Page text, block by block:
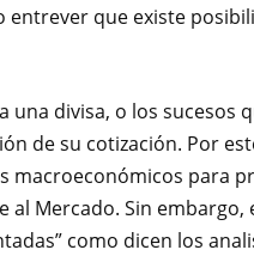
entrever que existe
divisa, o los sucesos
de su cotización. Por
macroeconómicos para
Mercado. Sin embargo,
como dicen los